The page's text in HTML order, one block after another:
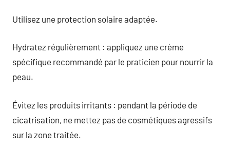
Utilisez une protection solaire adaptée.
Hydratez régulièrement : appliquez une crème
spécifique recommandé par le praticien pour nourrir la
peau.
Évitez les produits irritants : pendant la période de
cicatrisation, ne mettez pas de cosmétiques agressifs
sur la zone traitée.